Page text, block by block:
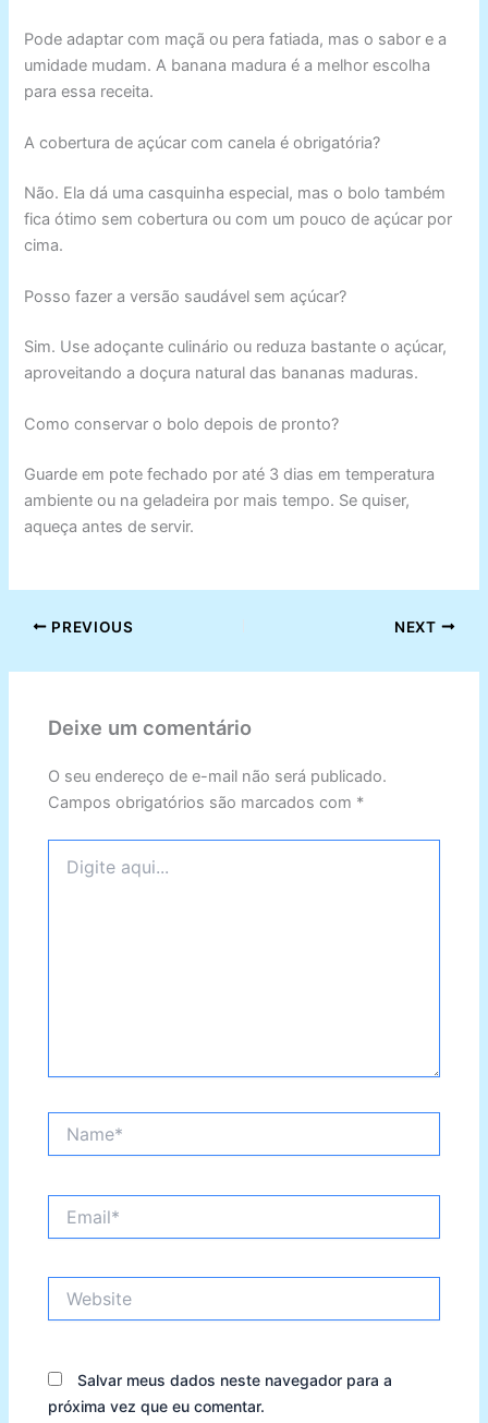
Pode adaptar com maçã ou pera fatiada, mas o sabor e a
umidade mudam. A banana madura é a melhor escolha
para essa receita.
A cobertura de açúcar com canela é obrigatória?
Não. Ela dá uma casquinha especial, mas o bolo também
fica ótimo sem cobertura ou com um pouco de açúcar por
cima.
Posso fazer a versão saudável sem açúcar?
Sim. Use adoçante culinário ou reduza bastante o açúcar,
aproveitando a doçura natural das bananas maduras.
Como conservar o bolo depois de pronto?
Guarde em pote fechado por até 3 dias em temperatura
ambiente ou na geladeira por mais tempo. Se quiser,
aqueça antes de servir.
PREVIOUS NEXT
Deixe um comentário
O seu endereço de e-mail não será publicado.
Campos obrigatórios são marcados com *
aqui...
Salvar meus dados neste navegador para a
próxima vez que eu comentar.